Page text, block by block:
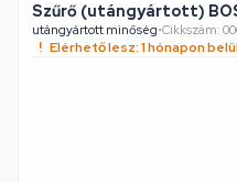
Szűrő (utángyártott)
utángyártott minőség•Cikkszám:
Elérhető lesz: 1 hónapon